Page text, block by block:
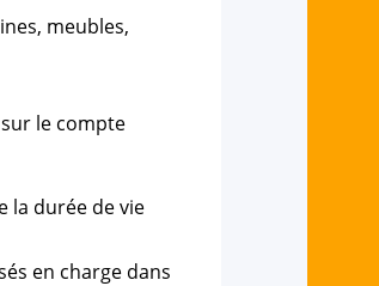
meubles,
le compte
la durée de vie
en charge dans